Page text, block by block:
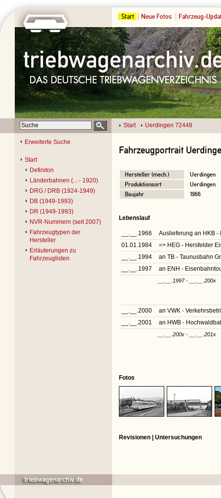
Start Neue Fotos Fahrzeug-
Start Uerdingen 72448
Erweiterte Suche
Start
Definiton
Länderbahnen (... - 1920)
DRG / DRB (1924-1949)
DB (1949-1993)
DR (1949-1993)
NVR-Nummern (seit 2007)
Fahrzeugtypen der
Hersteller
Erläuterungen zu
Fahrzeuglisten
Fahrzeugportrait
Hersteller (mech.)
Uerdingen
Produktionsort
Uerdingen
Baujahr
1966
Lebenslauf
__.__.1966
Auslieferung an HKB
01.01.1984
=> HEG - Hersfelder
__.__.1994
an TB - Taunusbahn
__.__.1997
an ENH -
__.__.1997 - __.__.200x
__.__.2000
an VWK -
__.__.2001
an HWB -
__.__.200x - __.__.201x
Fotos
Revisionen | Untersuchungen